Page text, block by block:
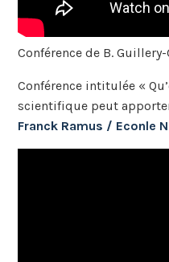
Conférence de B.
Conférence intitulée «
scientifique peut
Franck Ramus / Econle